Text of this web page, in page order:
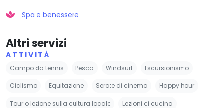
Spa e benessere
Altri servizi
ATTIVITÀ
Campo da tennis Pesca Windsurf Escursionismo
Ciclismo Equitazione Serate di cinema Happy hour
Tour o lezione sulla cultura locale Lezioni di cucina